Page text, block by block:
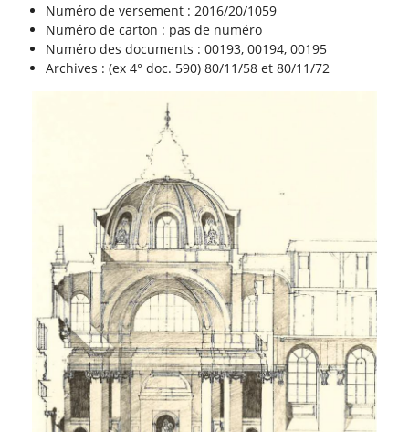
Numéro de versement : 2016/20/1059
Numéro de carton : pas de numéro
Numéro des documents : 00193, 00194, 00195
Archives : (ex 4° doc. 590) 80/11/58 et 80/11/72